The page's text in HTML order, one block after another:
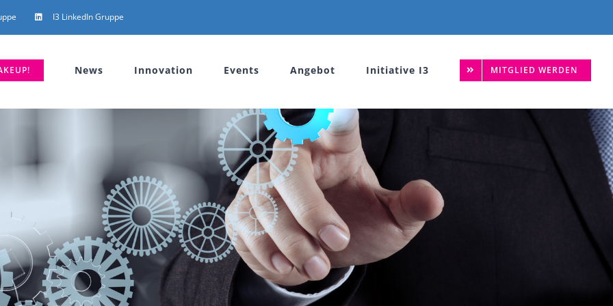
I3 LinkedIn Gruppe
News Innovation Events Angebot Initiative I3 MITGLIED WERDEN